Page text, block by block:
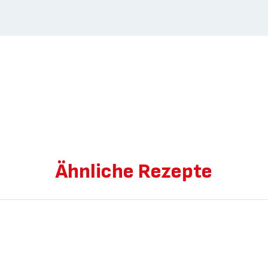
Ähnliche Rezepte